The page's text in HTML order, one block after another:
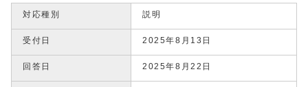
対応種別 説明
受付日 2025年8月13日
回答日 2025年8月22日